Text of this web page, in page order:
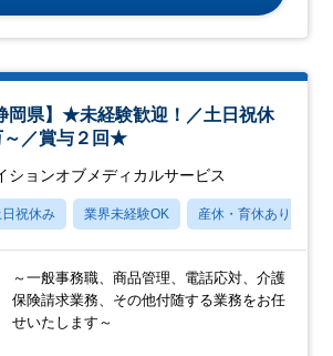
岡県】★未経験歓迎！／土日祝休
～／賞与２回★
ションオブメディカルサービス
日祝休み 業界未経験OK 産休・育休あり
～一般事務職、商品管理、電話応対、介護
保険請求業務、その他付随する業務をお任
せいたします～